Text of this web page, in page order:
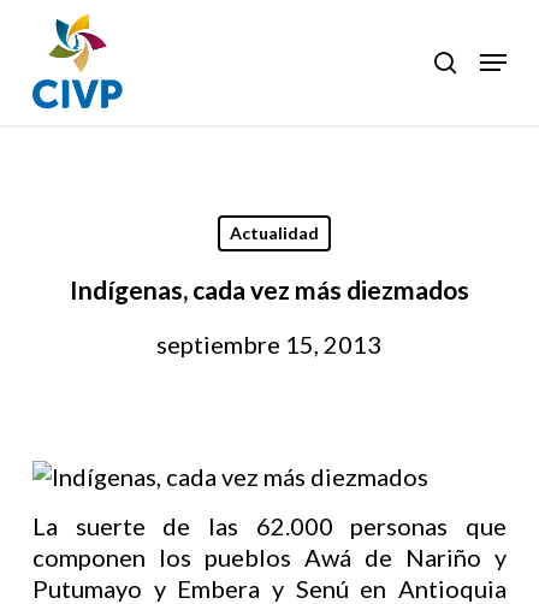
main
content
search
Menu
Actualidad
Indígenas, cada vez más diezmados
septiembre 15, 2013
La suerte de las 62.000 personas que
componen los pueblos Awá de Nariño y
Putumayo y Embera y Senú en Antioquia
Close